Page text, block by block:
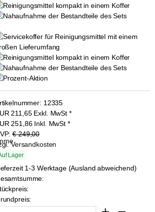
12335
211,65 Exkl. MwSt *
251,86 Inkl. MwSt *
€ 249,00
Versandkosten
Lager
1-3 Werktage (Ausland abweichend)